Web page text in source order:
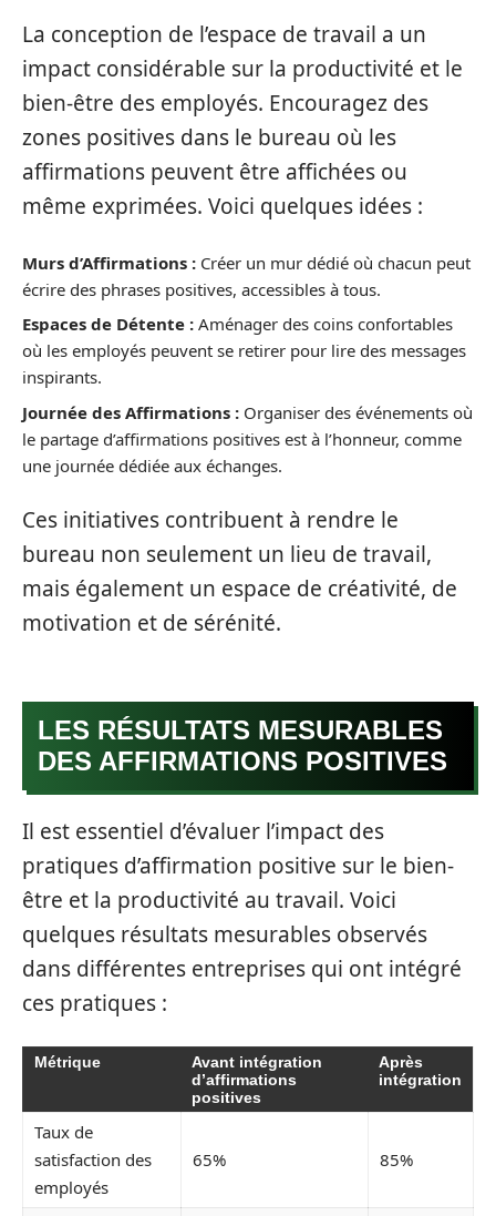
La conception de l’espace de travail a un
impact considérable sur la productivité et le
bien-être des employés. Encouragez des
zones positives dans le bureau où les
affirmations peuvent être affichées ou
même exprimées. Voici quelques idées :
Murs d’Affirmations : Créer un mur dédié où chacun peut
écrire des phrases positives, accessibles à tous.
Espaces de Détente : Aménager des coins confortables
où les employés peuvent se retirer pour lire des messages
inspirants.
Journée des Affirmations : Organiser des événements où
le partage d’affirmations positives est à l’honneur, comme
une journée dédiée aux échanges.
Ces initiatives contribuent à rendre le
bureau non seulement un lieu de travail,
mais également un espace de créativité, de
motivation et de sérénité.
LES RÉSULTATS MESURABLES
DES AFFIRMATIONS POSITIVES
Il est essentiel d’évaluer l’impact des
pratiques d’affirmation positive sur le bien-
être et la productivité au travail. Voici
quelques résultats mesurables observés
dans différentes entreprises qui ont intégré
ces pratiques :
Métrique
Avant intégration
d’affirmations
positives
Après
intégration
Taux de
satisfaction des
employés
65% 85%